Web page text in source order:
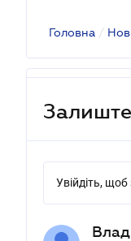
Головна /
Увійдіть,